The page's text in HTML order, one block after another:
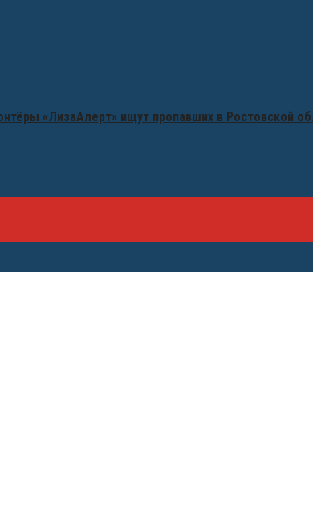
«ЛизаАлерт» ищут пропавших в Ростовской